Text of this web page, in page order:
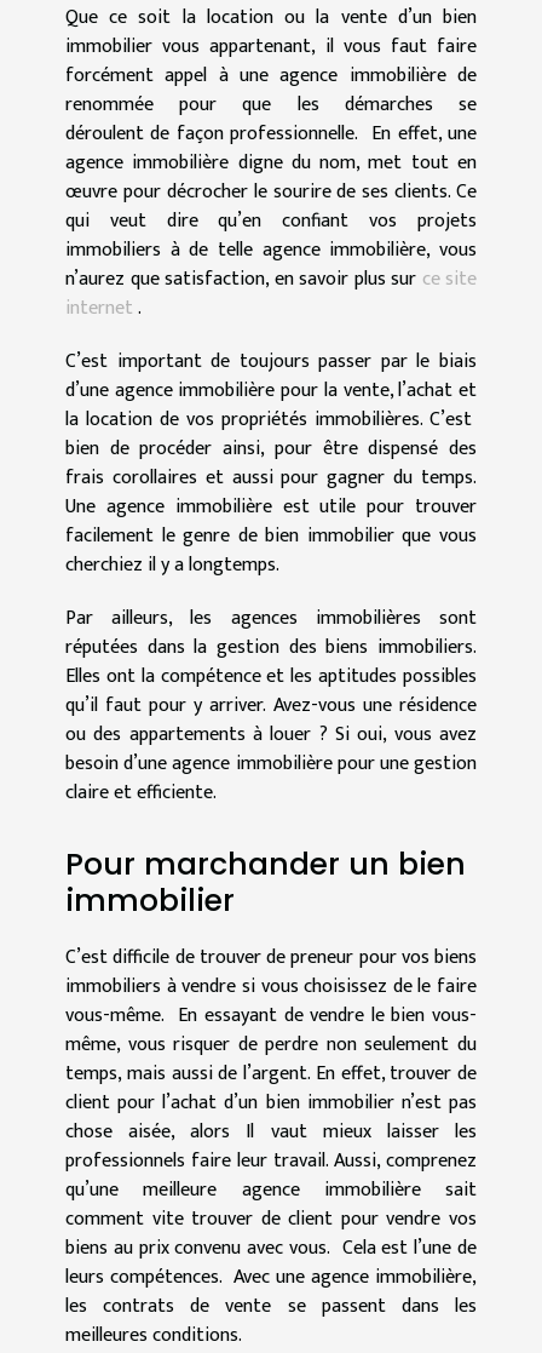
Que ce soit la location ou la vente d’un bien
immobilier vous appartenant, il vous faut faire
forcément appel à une agence immobilière de
renommée pour que les démarches se
déroulent de façon professionnelle. En effet, une
agence immobilière digne du nom, met tout en
œuvre pour décrocher le sourire de ses clients. Ce
qui veut dire qu’en confiant vos projets
immobiliers à de telle agence immobilière, vous
n’aurez que satisfaction, en savoir plus sur ce site
internet.
C’est important de toujours passer par le biais
d’une agence immobilière pour la vente, l’achat et
la location de vos propriétés immobilières. C’est
bien de procéder ainsi, pour être dispensé des
frais corollaires et aussi pour gagner du temps.
Une agence immobilière est utile pour trouver
facilement le genre de bien immobilier que vous
cherchiez il y a longtemps.
Par ailleurs, les agences immobilières sont
réputées dans la gestion des biens immobiliers.
Elles ont la compétence et les aptitudes possibles
qu’il faut pour y arriver. Avez-vous une résidence
ou des appartements à louer ? Si oui, vous avez
besoin d’une agence immobilière pour une gestion
claire et efficiente.
Pour marchander un bien
immobilier
C’est difficile de trouver de preneur pour vos biens
immobiliers à vendre si vous choisissez de le faire
vous-même. En essayant de vendre le bien vous-
même, vous risquer de perdre non seulement du
temps, mais aussi de l’argent. En effet, trouver de
client pour l’achat d’un bien immobilier n’est pas
chose aisée, alors Il vaut mieux laisser les
professionnels faire leur travail. Aussi, comprenez
qu’une meilleure agence immobilière sait
comment vite trouver de client pour vendre vos
biens au prix convenu avec vous. Cela est l’une de
leurs compétences. Avec une agence immobilière,
les contrats de vente se passent dans les
meilleures conditions.